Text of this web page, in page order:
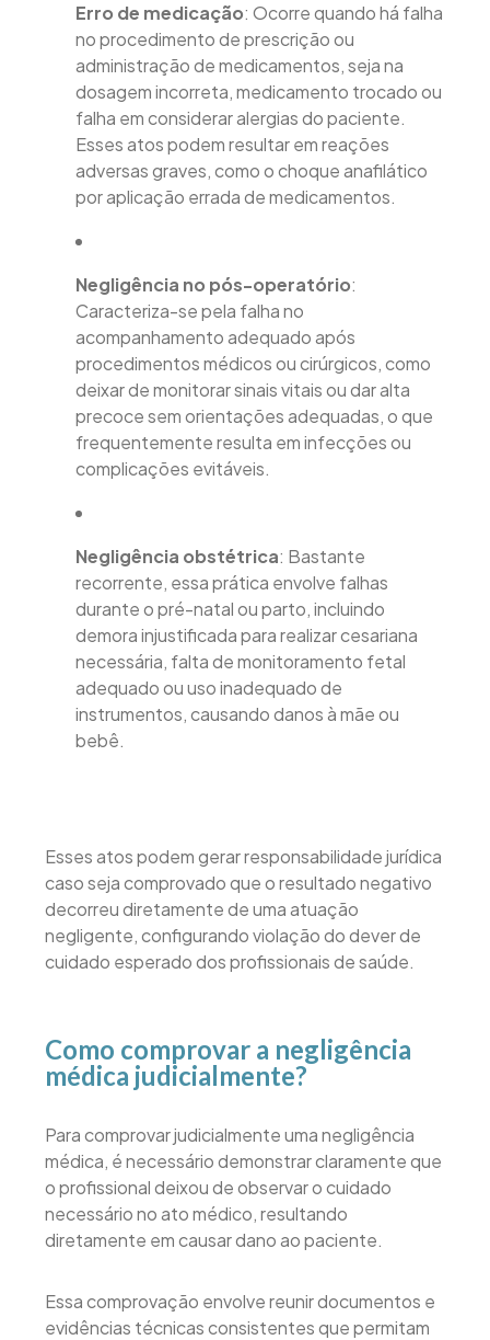
Erro de medicação: Ocorre quando há falha
no procedimento de prescrição ou
administração de medicamentos, seja na
dosagem incorreta, medicamento trocado ou
falha em considerar alergias do paciente.
Esses atos podem resultar em reações
adversas graves, como o choque anafilático
por aplicação errada de medicamentos.
Negligência no pós-operatório:
Caracteriza-se pela falha no
acompanhamento adequado após
procedimentos médicos ou cirúrgicos, como
deixar de monitorar sinais vitais ou dar alta
precoce sem orientações adequadas, o que
frequentemente resulta em infecções ou
complicações evitáveis.
Negligência obstétrica: Bastante
recorrente, essa prática envolve falhas
durante o pré-natal ou parto, incluindo
demora injustificada para realizar cesariana
necessária, falta de monitoramento fetal
adequado ou uso inadequado de
instrumentos, causando danos à mãe ou
bebê.
Esses atos podem gerar responsabilidade jurídica
caso seja comprovado que o resultado negativo
decorreu diretamente de uma atuação
negligente, configurando violação do dever de
cuidado esperado dos profissionais de saúde.
Como comprovar a negligência
médica judicialmente?
Para comprovar judicialmente uma negligência
médica, é necessário demonstrar claramente que
o profissional deixou de observar o cuidado
necessário no ato médico, resultando
diretamente em causar dano ao paciente.
Essa comprovação envolve reunir documentos e
evidências técnicas consistentes que permitam